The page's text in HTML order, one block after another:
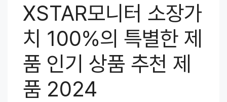
XSTAR모니터 소장가
치 100%의 특별한 제
품 인기 상품 추천 제
품 2024